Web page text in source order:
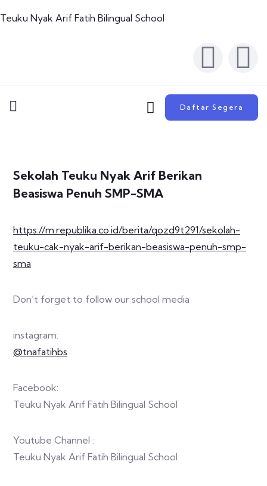
Teuku Nyak Arif Fatih Bilingual School
Daftar Segera
Sekolah Teuku Nyak Arif Berikan
Beasiswa Penuh SMP-SMA
https://m.republika.co.id/berita/qozd9t291/sekolah-
teuku-cak-nyak-arif-berikan-beasiswa-penuh-smp-
sma
Don’t forget to follow our school media
instagram:
@tnafatihbs
Facebook:
Teuku Nyak Arif Fatih Bilingual School
Youtube Channel :
Teuku Nyak Arif Fatih Bilingual School